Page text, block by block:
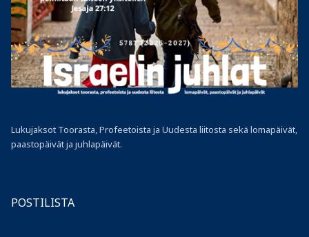
Lukujaksot Toorasta, Profeetoista ja Uudesta liitosta sekä lomapäivät,
paastopäivät ja juhlapäivät.
POSTILISTA